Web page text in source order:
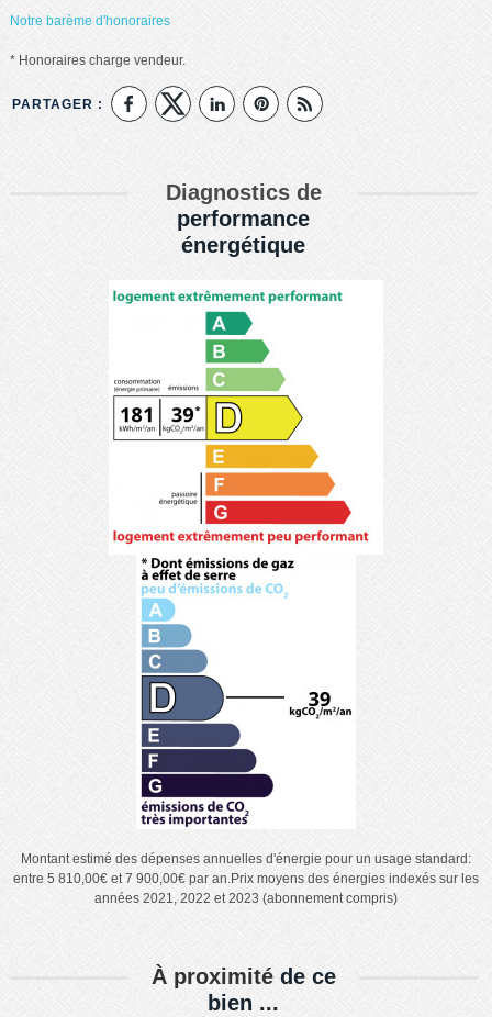
Notre barème d'honoraires
* Honoraires charge vendeur.
PARTAGER :
Diagnostics de
performance
énergétique
Montant estimé des dépenses annuelles d'énergie pour un usage standard:
entre 5 810,00€ et 7 900,00€ par an.Prix moyens des énergies indexés sur les
années 2021, 2022 et 2023 (abonnement compris)
À proximité de ce
bien ...